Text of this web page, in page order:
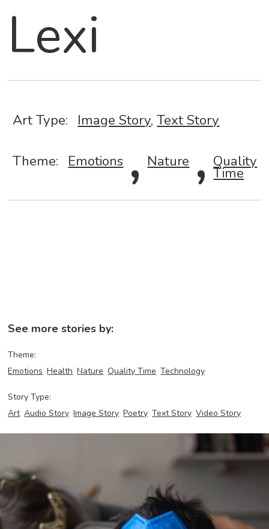
Lexi
Art Type: Image Story,Text Story
Theme: Emotions , Nature , Quality
Time
See more stories by:
Theme:
Emotions Health Nature Quality Time Technology
Story Type:
Art Audio Story Image Story Poetry Text Story Video Story